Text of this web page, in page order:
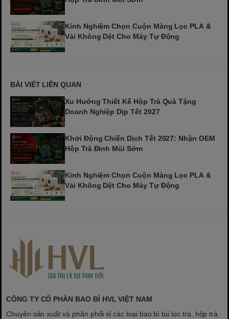
Kinh Nghiệm Chọn Cuộn Màng Lọc PLA &
Vải Không Dệt Cho Máy Tự Động
BÀI VIẾT LIÊN QUAN
Xu Hướng Thiết Kế Hộp Trà Quà Tặng
Doanh Nghiệp Dịp Tết 2027
Khởi Động Chiến Dịch Tết 2027: Nhận OEM
Hộp Trà Đinh Mùi Sớm
Kinh Nghiệm Chọn Cuộn Màng Lọc PLA &
Vải Không Dệt Cho Máy Tự Động
CÔNG TY CỔ PHẦN BAO BÌ HVL VIỆT NAM
Chuyên sản xuất và phân phối sỉ các loại bao bì túi lọc trà, hộp trà